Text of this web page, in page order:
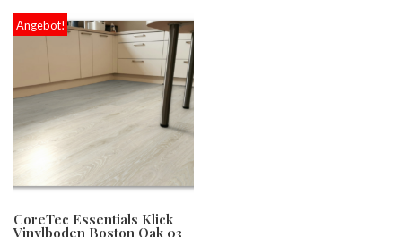
Angebot!
CoreTec Essentials Klick
Vinylboden Boston Oak 03